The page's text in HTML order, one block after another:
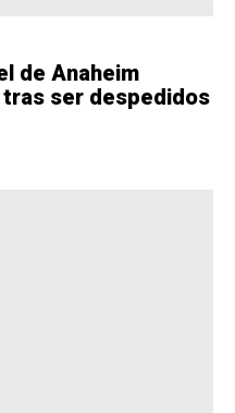
de Anaheim
ser despedidos